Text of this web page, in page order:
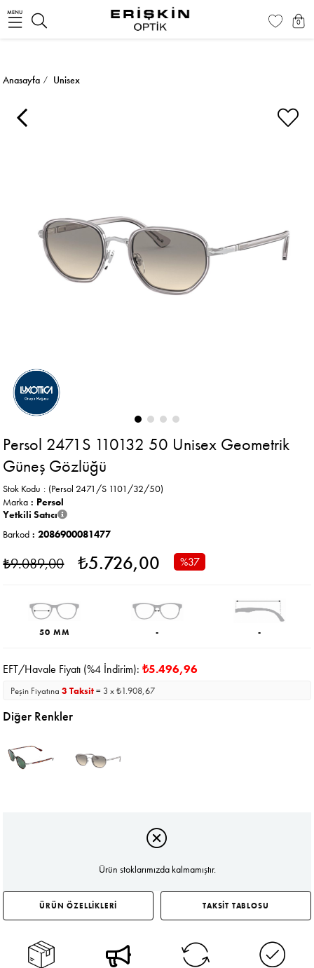
MENU
0
Anasayfa Unisex
Persol 2471S 110132 50 Unisex Geometrik
Güneş Gözlüğü
(Persol 2471/S 1101/32/50)
Stok Kodu
Marka : Persol
Yetkili Satıcı
Barkod : 2086900081477
₺9.089,00 ₺5.726,00 %37
50 MM - -
EFT/Havale Fiyatı (%4 İndirim):₺5.496,96
Peşin Fiyatına3 Taksit= 3 x ₺1.908,67
Diğer Renkler
Ürün stoklarımızda kalmamıştır.
ÜRÜN ÖZELLİKLERİ TAKSİT TABLOSU